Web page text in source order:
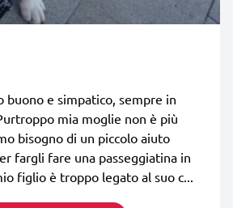
buono e simpatico, sempre in
mia moglie non è più
bisogno di un piccolo aiuto
fargli fare una passeggiatina in
figlio è troppo legato al suo c...